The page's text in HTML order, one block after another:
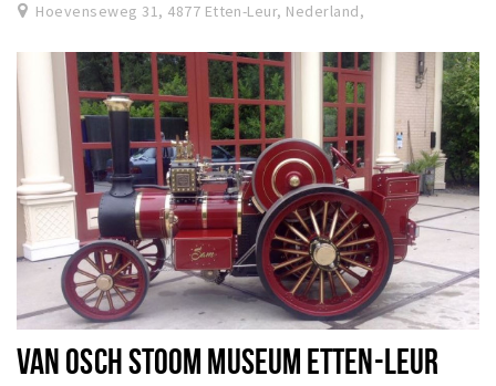
Hoevenseweg 31, 4877 Etten-Leur, Nederland,
VAN OSCH STOOM MUSEUM ETTEN-LEUR